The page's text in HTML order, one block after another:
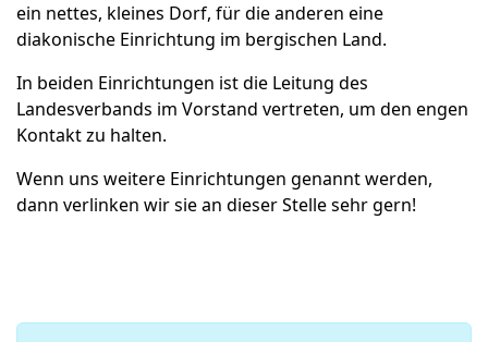
ein nettes, kleines Dorf, für die anderen eine
diakonische Einrichtung im bergischen Land.
In beiden Einrichtungen ist die Leitung des
Landesverbands im Vorstand vertreten, um den engen
Kontakt zu halten.
Wenn uns weitere Einrichtungen genannt werden,
dann verlinken wir sie an dieser Stelle sehr gern!